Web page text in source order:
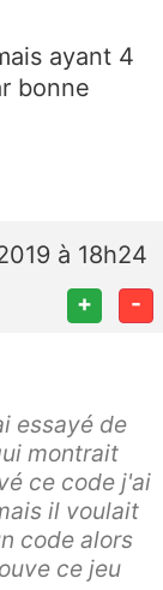
ayant 4
bonne
à 18h24
+ -
essayé de
montrait
ce code j'ai
il voulait
code alors
ce jeu